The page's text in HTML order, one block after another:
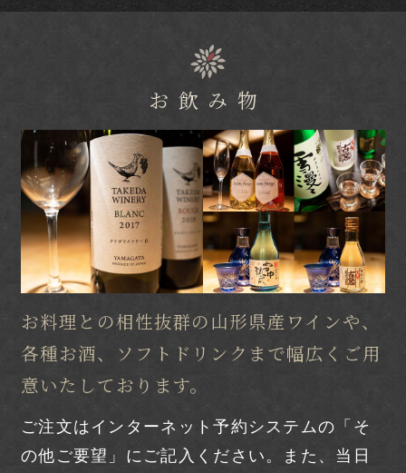
お飲み物
お料理との相性抜群の山形県産ワインや、
各種お酒、ソフトドリンクまで幅広くご用
意いたしております。
ご注文はインターネット予約システムの「そ
の他ご要望」にご記入ください。
また、当日
予約確認・変更・キャンセル
会員限定プラン
新規会員登録
会員登録内容の確認
パスワード再発行はこちら
夜間緊急連絡先